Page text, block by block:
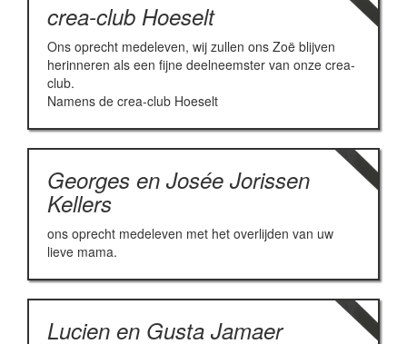
crea-club Hoeselt
Ons oprecht medeleven, wij zullen ons Zoë blijven
herinneren als een fijne deelneemster van onze crea-
club.
Namens de crea-club Hoeselt
Georges en Josée Jorissen
Kellers
ons oprecht medeleven met het overlijden van uw
lieve mama.
Lucien en Gusta Jamaer